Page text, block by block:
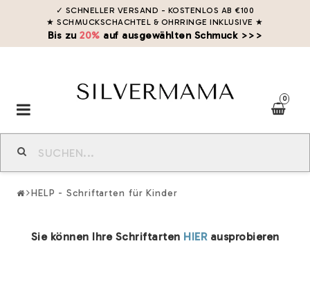
✓ SCHNELLER VERSAND - KOSTENLOS AB €100
★ SCHMUCKSCHACHTEL & OHRRINGE INKLUSIVE ★
Bis zu20% auf ausgewählten Schmuck >>>
0
Toggle
navigation
HELP - Schriftarten für Kinder
Sie können Ihre Schriftarten HIERausprobieren